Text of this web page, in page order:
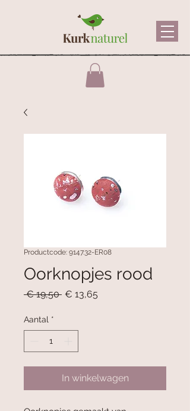
Productcode: 9147.32-ER08
Oorknopjes rood
€ 19,50 Normale
€ 13,65
Aantal *
In winkelwagen